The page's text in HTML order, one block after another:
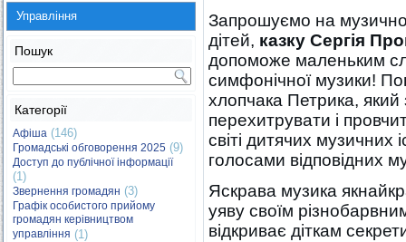
Управління
Пошук
Категорії
Афіша (146)
Громадські обговорення 2025 (9)
Доступ до публічної інформації
(1)
Звернення громадян (3)
Графік особистого прийому
громадян керівництвом
управління (1)
Запрошуємо на
дітей, казку Сергія
допоможе маленьким
симфонічної музики!
хлопчака Петрика,
перехитрувати і
світі дитячих музичних
голосами відповідних
Яскрава музика
уяву своїм
відкриває діткам